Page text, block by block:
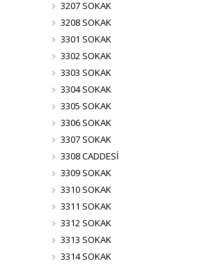
3207 SOKAK
3208 SOKAK
3301 SOKAK
3302 SOKAK
3303 SOKAK
3304 SOKAK
3305 SOKAK
3306 SOKAK
3307 SOKAK
3308 CADDESİ
3309 SOKAK
3310 SOKAK
3311 SOKAK
3312 SOKAK
3313 SOKAK
3314 SOKAK